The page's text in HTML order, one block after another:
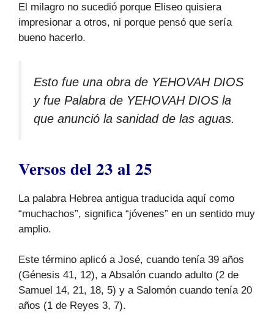
El milagro no sucedió porque Eliseo quisiera
impresionar a otros, ni porque pensó que sería
bueno hacerlo.
Esto fue una obra de YEHOVAH DIOS
y fue Palabra de YEHOVAH DIOS la
que anunció la sanidad de las aguas.
Versos del 23 al 25
La palabra Hebrea antigua traducida aquí como
“muchachos”, significa “jóvenes” en un sentido muy
amplio.
Este término aplicó a José, cuando tenía 39 años
(Génesis 41, 12), a Absalón cuando adulto (2 de
Samuel 14, 21, 18, 5) y a Salomón cuando tenía 20
años (1 de Reyes 3, 7).